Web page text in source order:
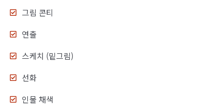
그림 콘티
연출
스케치 (밑그림)
선화
인물 채색